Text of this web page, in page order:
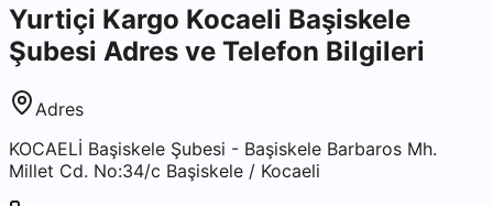
Yurtiçi Kargo Kocaeli Başiskele
Şubesi Adres ve Telefon Bilgileri
Adres
KOCAELİ Başiskele Şubesi - Başiskele Barbaros Mh.
Millet Cd. No:34/c Başiskele / Kocaeli